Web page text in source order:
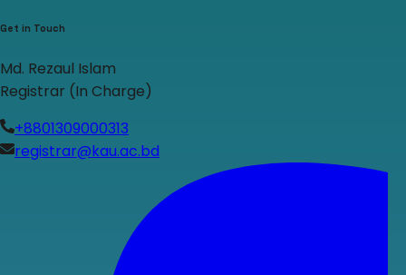
Get in Touch
Md. Rezaul Islam
Registrar (In Charge)
+8801309000313
registrar@kau.ac.bd